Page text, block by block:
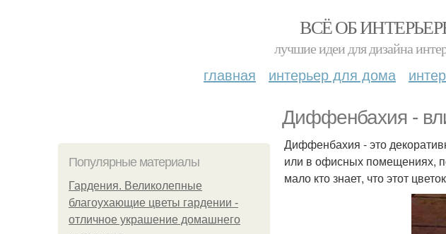
ВСЁ ОБ
лучшие идеи для дизайна
главная интерьер для дома
Диффенбахия -
Популярные материалы
Гардения. Великолепные
благоухающие цветы гардении -
отличное украшение домашнего
Диффенбахия - это
или в офисных помещениях,
мало кто знает, что этот